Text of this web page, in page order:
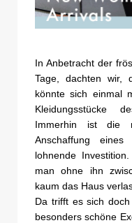
In Anbetracht der
Tage, dachten wir,
könnte sich einmal
Kleidungsstücke
Immerhin ist die
Anschaffung eines
lohnende
man ohne ihn
kaum das Haus
Da trifft es sich
besonders schöne